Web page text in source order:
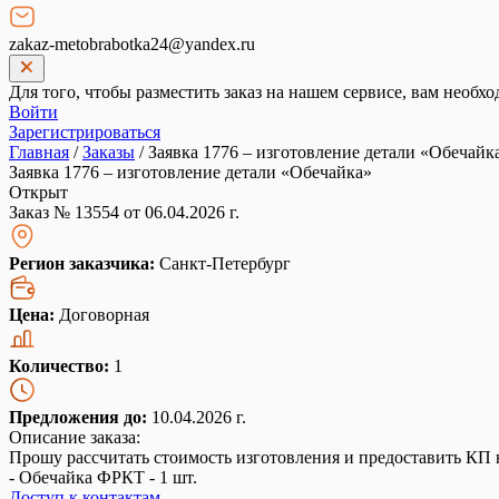
zakaz-metobrabotka24@yandex.ru
Для того, чтобы разместить заказ на нашем сервисе, вам
Войти
Зарегистрироваться
Главная /Заказы /Заявка 1776 – изготовление детали
Заявка 1776 – изготовление детали «Обечайка»
Открыт
Заказ № 13554 от 06.04.2026 г.
Регион заказчика: Санкт-Петербург
Цена: Договорная
Количество: 1
Предложения до: 10.04.2026 г.
Описание заказа:
Прошу рассчитать стоимость изготовления и предоставить КП
- Обечайка ФРКТ - 1 шт.